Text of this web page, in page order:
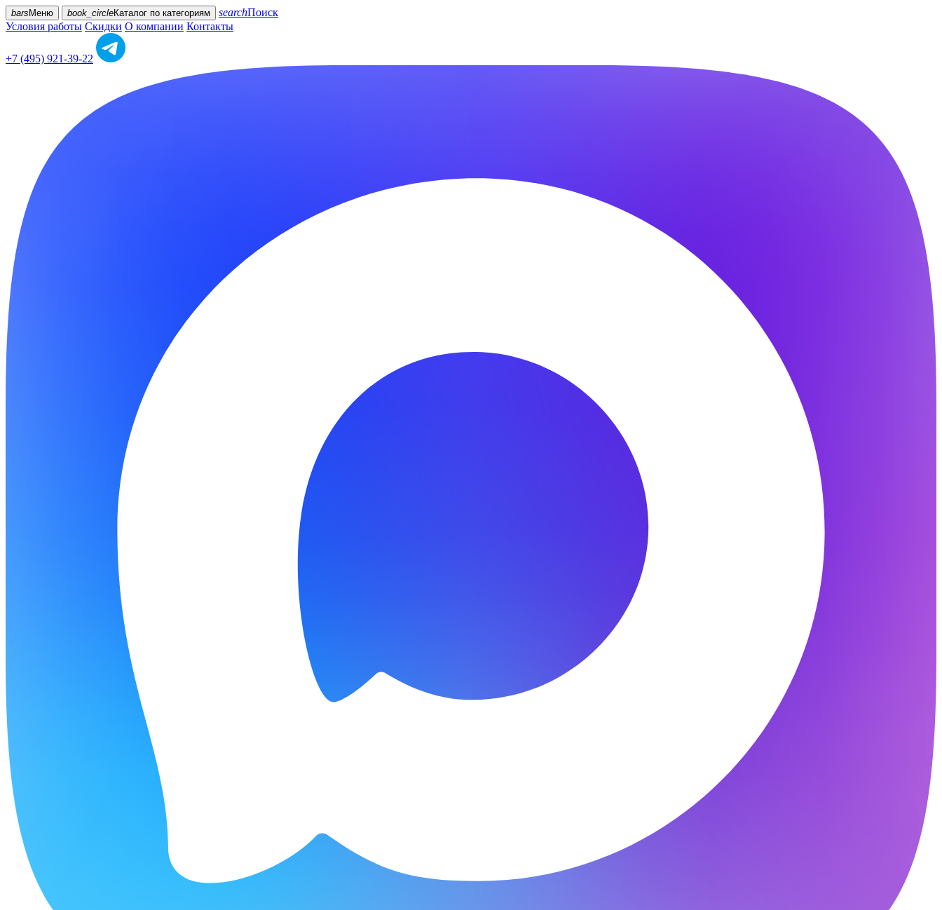
bars Меню book_circleКаталог по категориям searchПоиск
Условия работы Скидки О компании Контакты
+7 (495) 921-39-22